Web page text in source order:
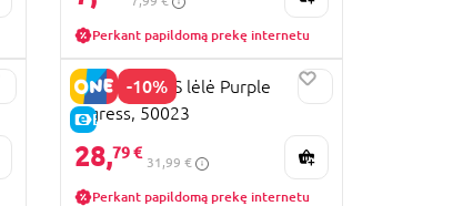
Perkant papildomą prekę internetu
-10%
E-KAINA
MIRACULOUS lėlė Purple
Tigress, 50023
28,79 €
31,99 €
Perkant papildomą prekę internetu